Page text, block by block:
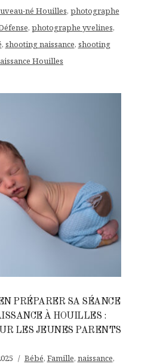
né Houilles, photographe
, photographe yvelines,
, shooting naissance, shooting
Houilles
PRÉPARER SA SÉANCE
À HOUILLES :
LES JEUNES PARENTS
Bébé, Famille, naissance,